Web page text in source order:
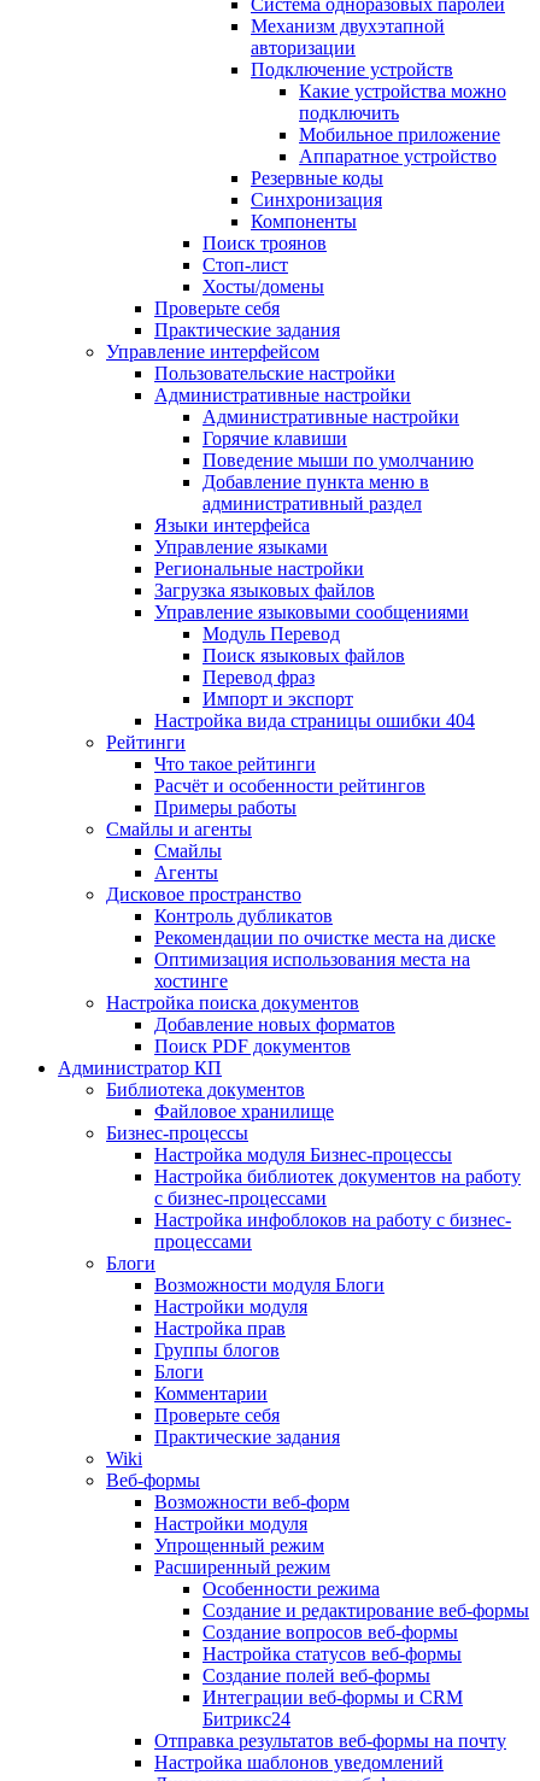
Система одноразовых паролей
Механизм двухэтапной
авторизации
Подключение устройств
Какие устройства можно
подключить
Мобильное приложение
Аппаратное устройство
Резервные коды
Синхронизация
Компоненты
Поиск троянов
Стоп-лист
Хосты/домены
Проверьте себя
Практические задания
Управление интерфейсом
Пользовательские настройки
Административные настройки
Административные настройки
Горячие клавиши
Поведение мыши по умолчанию
Добавление пункта меню в
административный раздел
Языки интерфейса
Управление языками
Региональные настройки
Загрузка языковых файлов
Управление языковыми сообщениями
Mодуль Перевод
Поиск языковых файлов
Перевод фраз
Импорт и экспорт
Настройка вида страницы ошибки 404
Рейтинги
Что такое рейтинги
Расчёт и особенности рейтингов
Примеры работы
Смайлы и агенты
Смайлы
Агенты
Дисковое пространство
Контроль дубликатов
Рекомендации по очистке места на диске
Оптимизация использования места на
хостинге
Настройка поиска документов
Добавление новых форматов
Поиск PDF документов
Администратор КП
Библиотека документов
Файловое хранилище
Бизнес-процессы
Настройка модуля Бизнес-процессы
Настройка библиотек документов на работу
с бизнес-процессами
Настройка инфоблоков на работу с бизнес-
процессами
Блоги
Возможности модуля Блоги
Настройки модуля
Настройка прав
Группы блогов
Блоги
Комментарии
Проверьте себя
Практические задания
Wiki
Веб-формы
Возможности веб-форм
Настройки модуля
Упрощенный режим
Расширенный режим
Особенности режима
Создание и редактирование веб-формы
Создание вопросов веб-формы
Настройка статусов веб-формы
Создание полей веб-формы
Интеграции веб-формы и CRM
Битрикс24
Отправка результатов веб-формы на почту
Настройка шаблонов уведомлений